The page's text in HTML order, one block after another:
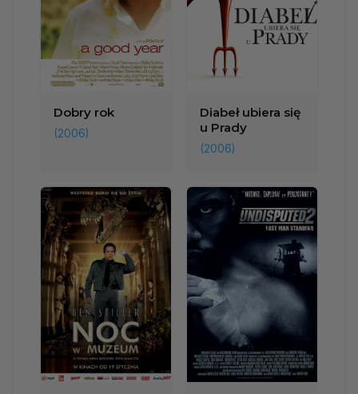
Dobry rok
(2006)
Diabeł ubiera się
u Prady
(2006)